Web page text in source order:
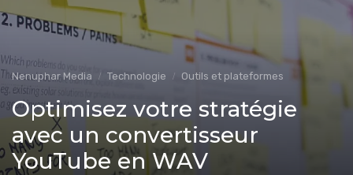
Nenuphar Media Technologie Outils et plateformes
Optimisez votre stratégie
avec un convertisseur
YouTube en WAV